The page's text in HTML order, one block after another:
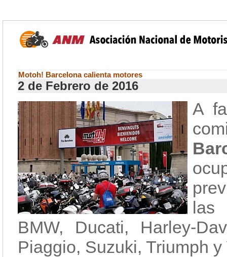
Motoh! Barcelona calienta motores
2 de Febrero de 2016
A
las
BMW, Ducati, Harley-
Piaggio, Suzuki, Triumph